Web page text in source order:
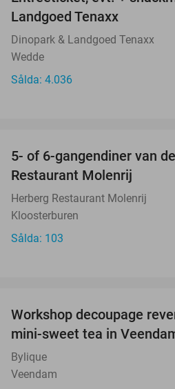
Landgoed Tenaxx
Dinopark & Landgoed Tenaxx
Wedde
Sålda: 4.036
5- of 6-gangendiner van
Restaurant Molenrij
Herberg Restaurant Molenrij
Kloosterburen
Sålda: 103
Workshop decoupage
mini-sweet tea in
Bylique
Veendam